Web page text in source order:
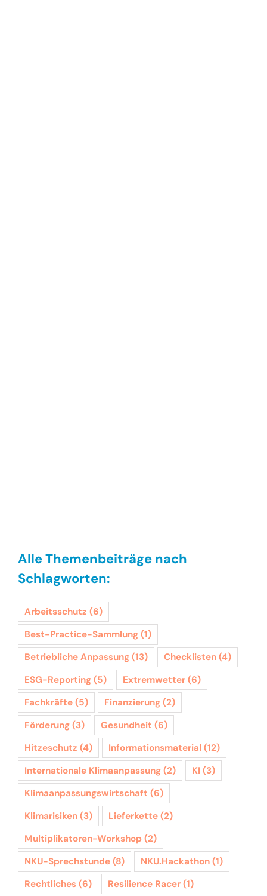
Alle Themenbeiträge nach
Schlagworten:
Arbeitsschutz (6)
Best-Practice-Sammlung (1)
Betriebliche Anpassung (13) Checklisten (4)
ESG-Reporting (5) Extremwetter (6)
Fachkräfte (5) Finanzierung (2)
Förderung (3) Gesundheit (6)
Hitzeschutz (4) Informationsmaterial (12)
Internationale Klimaanpassung (2) KI (3)
Klimaanpassungswirtschaft (6)
Klimarisiken (3) Lieferkette (2)
Multiplikatoren-Workshop (2)
NKU-Sprechstunde (8) NKU.Hackathon (1)
Rechtliches (6) Resilience Racer (1)